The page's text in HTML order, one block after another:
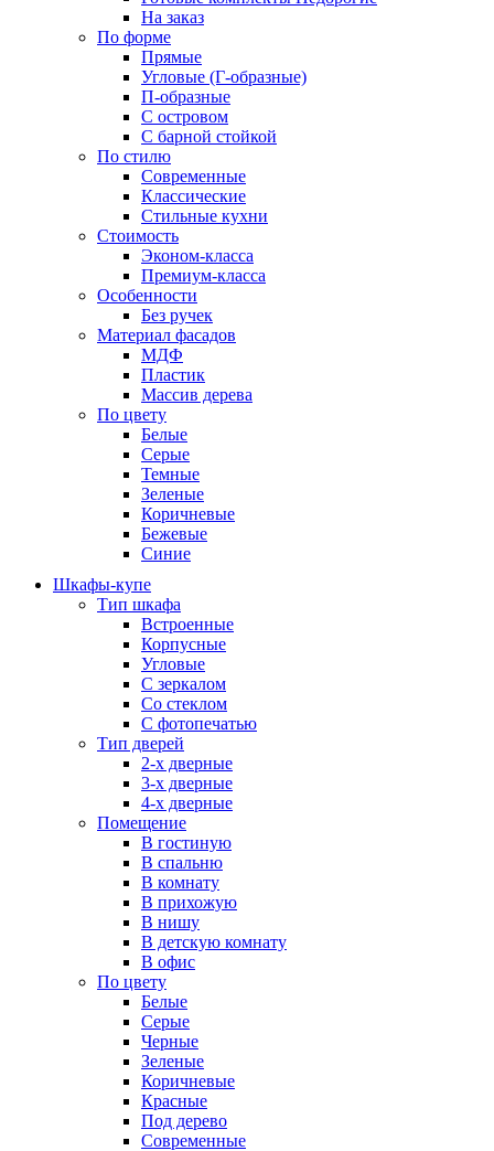
На заказ
По форме
Прямые
Угловые (Г-образные)
П-образные
С островом
С барной стойкой
По стилю
Современные
Классические
Стильные кухни
Стоимость
Эконом-класса
Премиум-класса
Особенности
Без ручек
Материал фасадов
МДФ
Пластик
Массив дерева
По цвету
Белые
Серые
Темные
Зеленые
Коричневые
Бежевые
Синие
Шкафы-купе
Тип шкафа
Встроенные
Корпусные
Угловые
С зеркалом
Со стеклом
С фотопечатью
Тип дверей
2-х дверные
3-х дверные
4-х дверные
Помещение
В гостиную
В спальню
В комнату
В прихожую
В нишу
В детскую комнату
В офис
По цвету
Белые
Серые
Черные
Зеленые
Коричневые
Красные
Под дерево
Современные